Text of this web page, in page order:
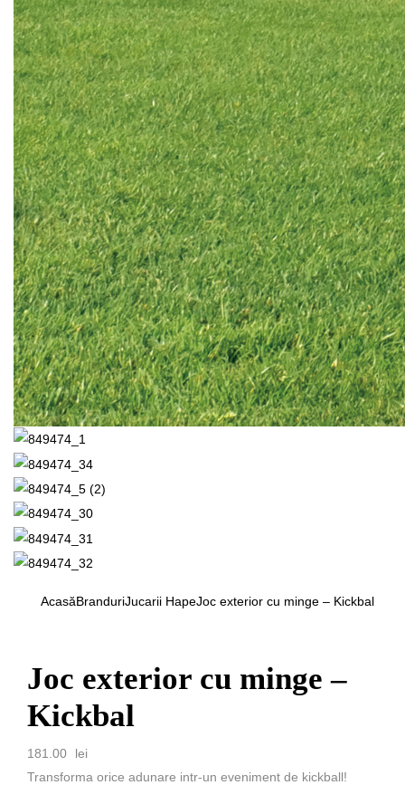
AcasăBranduriJucarii HapeJoc exterior cu minge – Kickbal
Joc exterior cu minge –
Kickbal
181.00
lei
Transforma orice adunare intr-un eveniment de kickball!